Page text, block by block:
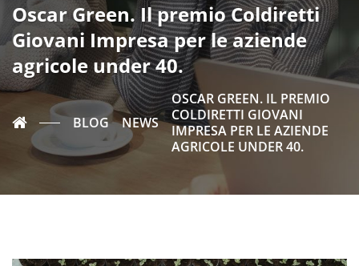
Oscar Green. Il premio Coldiretti
Giovani Impresa per le aziende
agricole under 40.
BLOG NEWS
OSCAR GREEN. IL PREMIO
COLDIRETTI GIOVANI
IMPRESA PER LE AZIENDE
AGRICOLE UNDER 40.